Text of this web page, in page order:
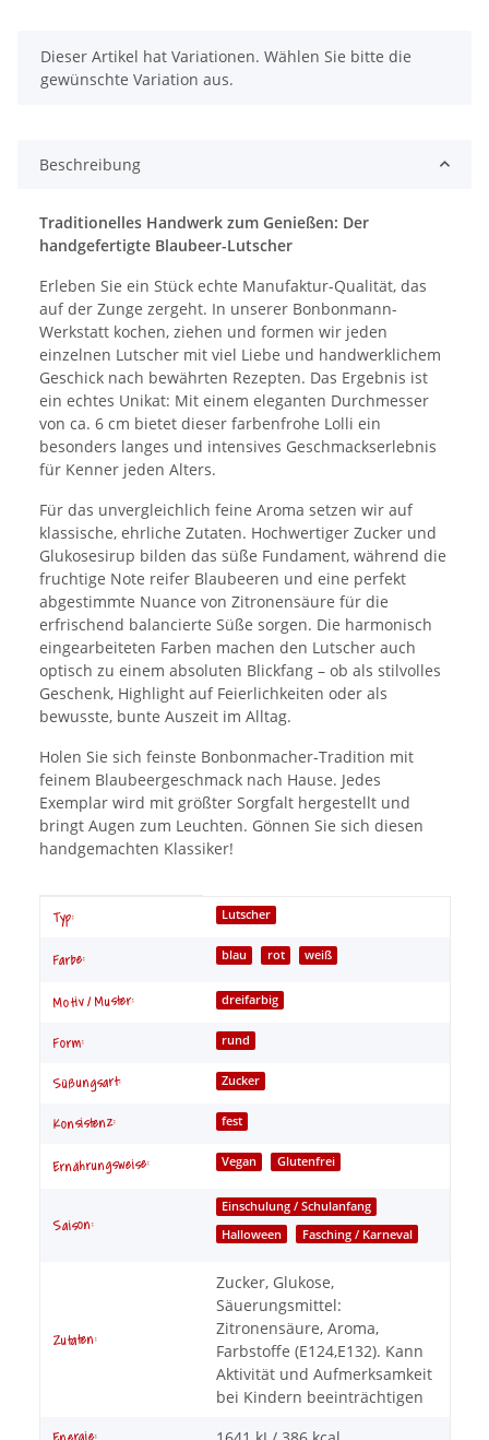
x
Dieser Artikel hat Variationen. Wählen Sie bitte die
gewünschte Variation aus.
Beschreibung
Traditionelles Handwerk zum Genießen: Der
handgefertigte Blaubeer-Lutscher
Erleben Sie ein Stück echte Manufaktur-Qualität, das
auf der Zunge zergeht. In unserer Bonbonmann-
Werkstatt kochen, ziehen und formen wir jeden
einzelnen Lutscher mit viel Liebe und handwerklichem
Geschick nach bewährten Rezepten. Das Ergebnis ist
ein echtes Unikat: Mit einem eleganten Durchmesser
von ca. 6 cm bietet dieser farbenfrohe Lolli ein
besonders langes und intensives Geschmackserlebnis
für Kenner jeden Alters.
Für das unvergleichlich feine Aroma setzen wir auf
klassische, ehrliche Zutaten. Hochwertiger Zucker und
Glukosesirup bilden das süße Fundament, während die
fruchtige Note reifer Blaubeeren und eine perfekt
abgestimmte Nuance von Zitronensäure für die
erfrischend balancierte Süße sorgen. Die harmonisch
eingearbeiteten Farben machen den Lutscher auch
optisch zu einem absoluten Blickfang – ob als stilvolles
Geschenk, Highlight auf Feierlichkeiten oder als
bewusste, bunte Auszeit im Alltag.
Holen Sie sich feinste Bonbonmacher-Tradition mit
feinem Blaubeergeschmack nach Hause. Jedes
Exemplar wird mit größter Sorgfalt hergestellt und
bringt Augen zum Leuchten. Gönnen Sie sich diesen
handgemachten Klassiker!
Produkteigenschaft
Wert
Typ: Lutscher
Farbe: blau rot weiß
Motiv / Muster: dreifarbig
Form: rund
Süßungsart: Zucker
Konsistenz: fest
Ernährungsweise: Vegan Glutenfrei
Saison:
Einschulung / Schulanfang
Halloween
Fasching / Karneval
Zutaten:
Zucker, Glukose,
Säuerungsmittel:
Zitronensäure, Aroma,
Farbstoffe (E124,E132). Kann
Aktivität und Aufmerksamkeit
bei Kindern beeinträchtigen